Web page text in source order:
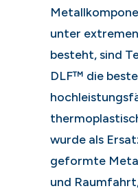
unter
besteht, sind
DLF™ die
wurde als
geformte
und